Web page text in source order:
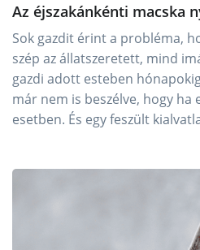
Az éjszakánkénti macska
Sok gazdit érint a probléma,
szép az állatszeretett, mind
gazdi adott esteben
már nem is beszélve, hogy
esetben. És egy feszült